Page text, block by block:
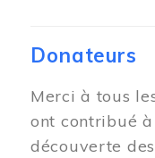
Donateurs
Merci à tous
ont contribué
découverte